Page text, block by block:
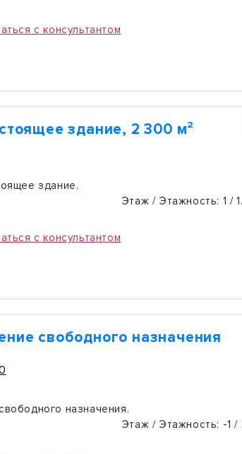
с консультантом
здание, 2 300 м²
здание.
Этаж / Этажность: 1 / 1.
с консультантом
свободного назначения
назначения.
Этаж / Этажность: -1 /